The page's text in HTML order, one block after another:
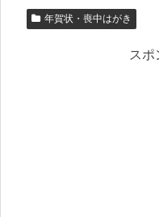
年賀状・喪中はがき
スポ